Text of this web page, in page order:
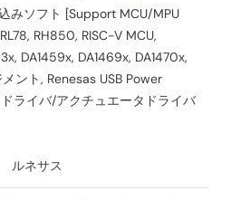
みソフト [Support MCU/MPU
RH850, RISC-V MCU,
DA1459x, DA1469x, DA1470x,
ント, Renesas USB Power
ライバ/アクチュエータドライバ
ルネサス